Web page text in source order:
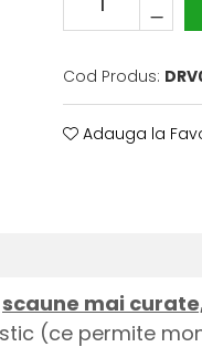
Cod Produs:
Adauga la
scaune mai
(ce permite